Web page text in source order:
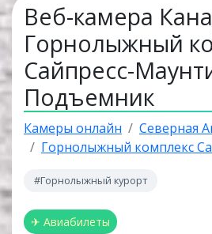
Веб-камера
Горнолыжный
Сайпресс-
Подъемник
Камеры онлайн Северная
Горнолыжный комплекс
#Горнолыжный курорт
✈ Авиабилеты